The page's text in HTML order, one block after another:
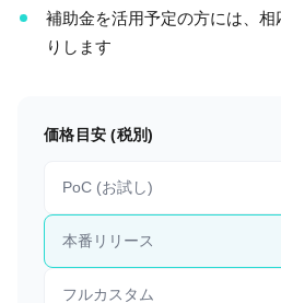
補助金を活用予定の方には、
りします
価格目安 (税別)
PoC (お試し)
本番リリース
フルカスタム